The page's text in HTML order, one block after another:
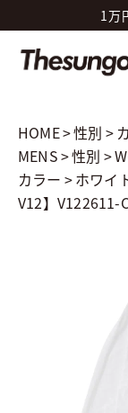
1万
HOME>性別 >
MENS>性別 >
カラー >ホワイ
V12】V122611-